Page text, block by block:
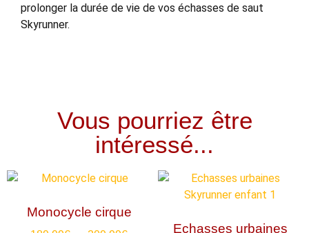
prolonger la durée de vie de vos échasses de saut
Skyrunner.
Vous pourriez être
intéressé...
Monocycle cirque
Echasses urbaines